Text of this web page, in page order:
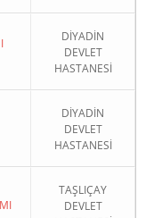
DİYADİN
DEVLET
HASTANESİ
DİYADİN
DEVLET
HASTANESİ
TAŞLIÇAY
DEVLET